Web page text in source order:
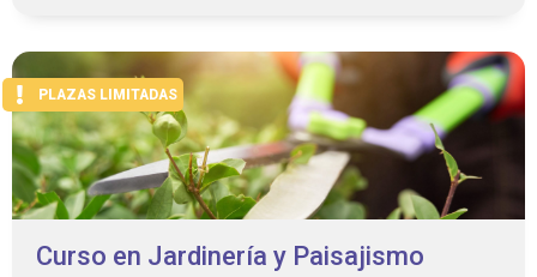
PLAZAS LIMITADAS
Curso en Jardinería y Paisajismo